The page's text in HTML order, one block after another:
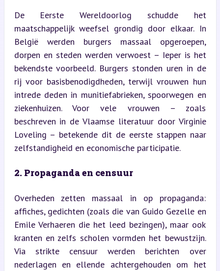
De Eerste Wereldoorlog schudde het
maatschappelijk weefsel grondig door elkaar. In
België werden burgers massaal opgeroepen,
dorpen en steden werden verwoest – Ieper is het
bekendste voorbeeld. Burgers stonden uren in de
rij voor basisbenodigdheden, terwijl vrouwen hun
intrede deden in munitiefabrieken, spoorwegen en
ziekenhuizen. Voor vele vrouwen – zoals
beschreven in de Vlaamse literatuur door Virginie
Loveling – betekende dit de eerste stappen naar
zelfstandigheid en economische participatie.
2. Propaganda en censuur
Overheden zetten massaal in op propaganda:
affiches, gedichten (zoals die van Guido Gezelle en
Emile Verhaeren die het leed bezingen), maar ook
kranten en zelfs scholen vormden het bewustzijn.
Via strikte censuur werden berichten over
nederlagen en ellende achtergehouden om het